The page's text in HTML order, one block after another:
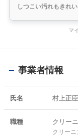
しつこい汚れもきれ
マ
事業者情報
氏名 村上正
職種 クリー
クリー